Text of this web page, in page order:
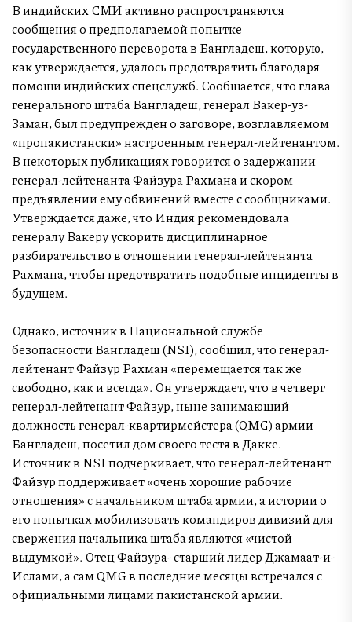
В индийских СМИ активно распространяются
сообщения о предполагаемой попытке
государственного переворота в Бангладеш, которую,
как утверждается, удалось предотвратить благодаря
помощи индийских спецслужб. Сообщается, что глава
генерального штаба Бангладеш, генерал Вакер-уз-
Заман, был предупрежден о заговоре, возглавляемом
«пропакистански» настроенным генерал-лейтенантом.
В некоторых публикациях говорится о задержании
генерал-лейтенанта Файзура Рахмана и скором
предъявлении ему обвинений вместе с сообщниками.
Утверждается даже, что Индия рекомендовала
генералу Вакеру ускорить дисциплинарное
разбирательство в отношении генерал-лейтенанта
Рахмана, чтобы предотвратить подобные инциденты в
будущем.
Однако, источник в Национальной службе
безопасности Бангладеш (NSI), сообщил, что генерал-
лейтенант Файзур Рахман «перемещается так же
свободно, как и всегда». Он утверждает, что в четверг
генерал-лейтенант Файзур, ныне занимающий
должность генерал-квартирмейстера (QMG) армии
Бангладеш, посетил дом своего тестя в Дакке.
Источник в NSI подчеркивает, что генерал-лейтенант
Файзур поддерживает «очень хорошие рабочие
отношения» с начальником штаба армии, а истории о
его попытках мобилизовать командиров дивизий для
свержения начальника штаба являются «чистой
выдумкой». Отец Файзура- старший лидер Джамаат-и-
Ислами, а сам QMG в последние месяцы встречался с
официальными лицами пакистанской армии.